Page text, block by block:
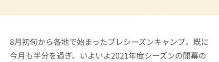
8月初旬から各地で始まったプレシーズンキャンプ。既に
今月も半分を過ぎ、いよいよ2021年度シーズンの開幕の